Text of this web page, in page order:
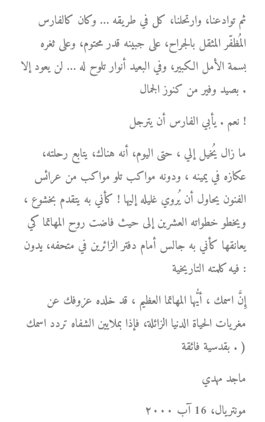
ثم توادعنا، وارتحلنا، كل في طريقه … وكان كالفارس
المُظفّر المثقل بالجراح، على جبينه قدر محتوم، وعلى ثغره
بسمة الأمل الكبير، وفي البعيد أنوار تلوح له … لن يعود إلا
بصيد وفير من كنوز الجمال .
نعم . يأبي الفارس أن يترجل !
ما زال يُخيل إلي ، حتى اليوم، أنه هناك، يتابع رحلته،
عكازه في يمينه ، ودونه مواكب تلو مواكب من عرائس
الفنون يحاول أن يُروي غليله إليها ! كأني به يتقدم بخشوع ،
ويخطو خطواته العشرين إلى حيث فاضت روح المهاتما كي
يعانقها كأني به جالس أمام دفتر الزائرين في متحفه، يدون
فيه كلمته التاريخية :
إِنَّ اسمك ، أيُّها المهاتما العظيم ، قد خلده عزوفك عن
مغريات الحياة الدنيا الزائلة، فإذا بملايين الشفاه تردد اسمك
بقدسية فائقة . )
ماجد مهدي
مونتریال، 16 آب ۲۰۰۰